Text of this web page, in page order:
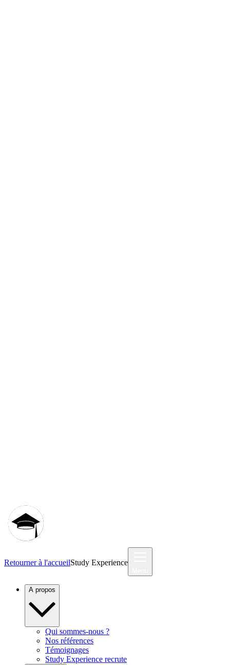
Retourner à l'accueilStudy Experience
A propos
Qui sommes-nous ?
Nos références
Témoignages
Study Experience recrute